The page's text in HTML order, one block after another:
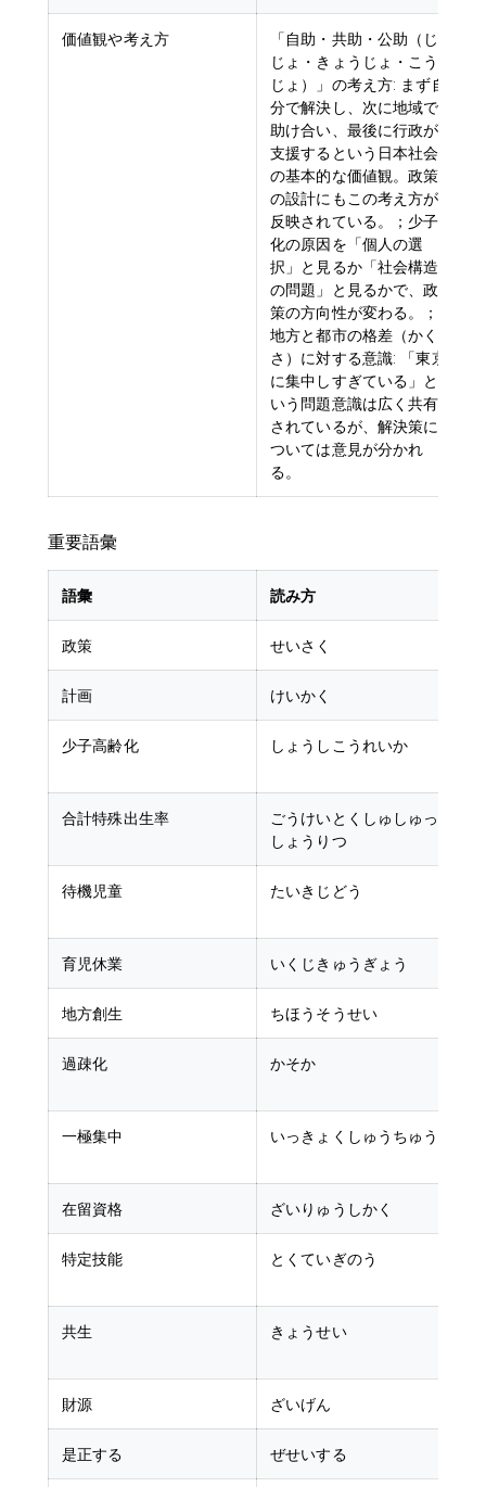
価値観や考え方
「自助・共助・公助（じ
じょ・きょうじょ・こう
じょ）」の考え方: まず自
分で解決し、次に地域で
助け合い、最後に行政が
支援するという日本社会
の基本的な価値観。政策
の設計にもこの考え方が
反映されている。；少子
化の原因を「個人の選
択」と見るか「社会構造
の問題」と見るかで、政
策の方向性が変わる。；
地方と都市の格差（かく
さ）に対する意識: 「東京
に集中しすぎている」と
いう問題意識は広く共有
されているが、解決策に
ついては意見が分かれ
る。
重要語彙
語彙 読み方
政策 せいさく
計画 けいかく
少子高齢化 しょうしこうれいか
合計特殊出生率
ごうけいとくしゅしゅっ
しょうりつ
待機児童 たいきじどう
育児休業 いくじきゅうぎょう
地方創生 ちほうそうせい
過疎化 かそか
一極集中 いっきょくしゅうちゅう
在留資格 ざいりゅうしかく
特定技能 とくていぎのう
共生 きょうせい
財源 ざいげん
是正する ぜせいする